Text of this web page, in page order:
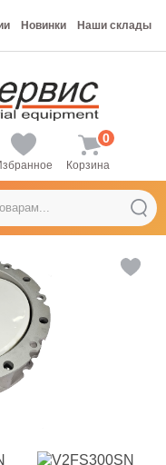
Новинки Наши склады
Корзина
0